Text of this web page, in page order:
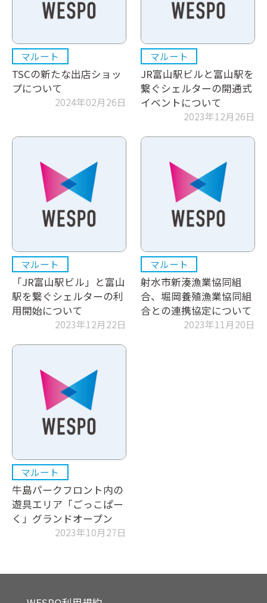
マルート
TSCの新たな出店ショッ
プについて
2024年02月26日
マルート
JR富山駅ビルと富山駅を
繋ぐシェルターの開通式
イベントについて
2023年12月26日
マルート
「JR富山駅ビル」と富山
駅を繋ぐシェルターの利
用開始について
2023年12月22日
マルート
射水市新湊漁業協同組
合、堀岡養殖漁業協同組
合との連携協定について
2023年11月20日
マルート
牛島パークフロント内の
遊具エリア「ごっこぱー
く」グランドオープン
2023年10月27日